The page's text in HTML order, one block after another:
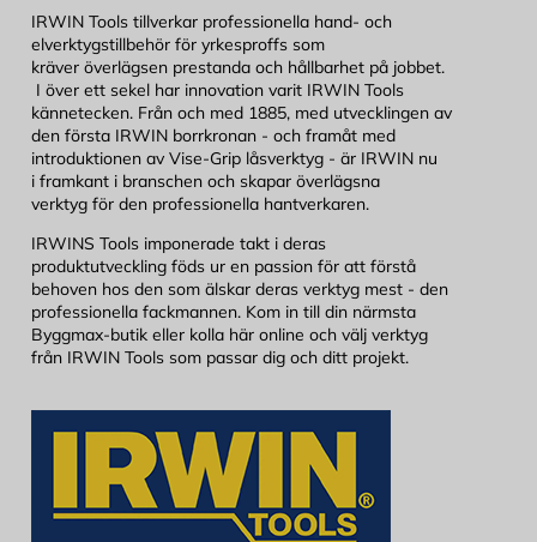
IRWIN Tools tillverkar professionella hand- och
elverktygstillbehör för yrkesproffs som
kräver överlägsen prestanda och hållbarhet på jobbet.
I över ett sekel har innovation varit IRWIN Tools
kännetecken. Från och med 1885, med utvecklingen av
den första IRWIN borrkronan - och framåt med
introduktionen av Vise-Grip låsverktyg - är IRWIN nu
i framkant i branschen och skapar överlägsna
verktyg för den professionella hantverkaren.
IRWINS Tools imponerade takt i deras
produktutveckling föds ur en passion för att förstå
behoven hos den som älskar deras verktyg mest - den
professionella fackmannen. Kom in till din närmsta
Byggmax-butik eller kolla här online och välj verktyg
från IRWIN Tools som passar dig och ditt projekt.